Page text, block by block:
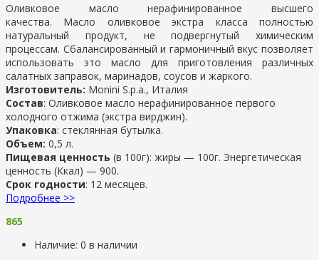
Оливковое масло нерафинированное высшего
качества. Масло оливковое экстра класса полностью
натуральный продукт, не подвергнутый химическим
процессам. Сбалансированный и гармоничный вкус позволяет
использовать это масло для приготовления различных
салатных заправок, маринадов, соусов и жаркого.
Изготовитель: Monini S.p.a., Италия
Состав: Оливковое масло нерафинированное первого
холодного отжима (экстра вирджин).
Упаковка: стеклянная бутылка.
Объем: 0,5 л.
Пищевая ценность (в 100г): жиры — 100г. Энергетическая
ценность (Ккал) — 900.
Срок годности: 12 месяцев.
Подробнее >>
865
Наличие: 0 в наличии